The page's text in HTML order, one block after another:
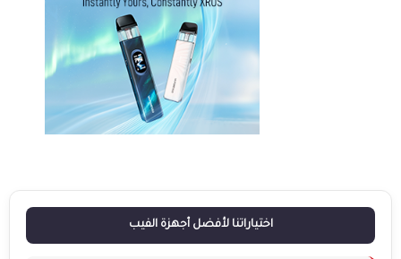
اختياراتنا لأفضل أجهزة الفيب